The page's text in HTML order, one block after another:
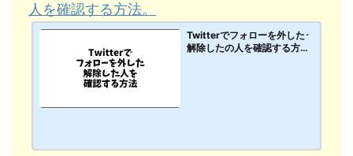
人を確認する方法。
Twitterでフォローを外した･
解除したの人を確認する方